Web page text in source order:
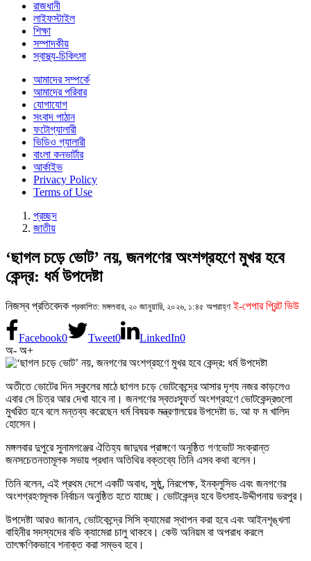
রাজধানী
লাইফস্টাইল
শিক্ষা
সম্পাদকীয়
স্বাস্থ্য-চিকিৎসা
আমাদের সম্পর্কে
আমাদের পরিবার
যোগাযোগ
সংবাদ পাঠান
ফটোগ্যালারী
ভিডিও গ্যালারী
বাংলা কনভার্টার
আর্কাইভ
Privacy Policy
Terms of Use
প্রচ্ছদ
জাতীয়
‘ছাগল চড়ে ভোট’ নয়, জনগণের অংশগ্রহণে মুখর হবে
কেন্দ্র: ধর্ম উপদেষ্টা
নিজস্ব প্রতিবেদক প্রকাশিত: মঙ্গলবার, ২০ জানুয়ারি, ২০২৬, ১:৪৫ অপরাহ্ণ ই-পেপার প্রিন্ট ভিউ
Facebook0 Tweet0 LinkedIn0
অ- অ+
অতীতে ভোটের দিন স্কুলের মাঠে ছাগল চড়ে ভোটকেন্দ্রে আসার দৃশ্য নজর কাড়লেও
এবার সে চিত্র আর দেখা যাবে না। জনগণের স্বতঃস্ফূর্ত অংশগ্রহণে ভোটকেন্দ্রগুলো
মুখরিত হবে বলে মন্তব্য করেছেন ধর্ম বিষয়ক মন্ত্রণালয়ের উপদেষ্টা ড. আ ফ ম খালিদ
হোসেন।
মঙ্গলবার দুপুরে সুনামগঞ্জের ঐতিহ্য জাদুঘর প্রাঙ্গণে অনুষ্ঠিত গণভোট সংক্রান্ত
জনসচেতনতামূলক সভায় প্রধান অতিথির বক্তব্যে তিনি এসব কথা বলেন।
তিনি বলেন, এই প্রথম দেশে একটি অবাধ, সুষ্ঠু, নিরপেক্ষ, ইনক্লুসিভ এবং জনগণের
অংশগ্রহণমূলক নির্বাচন অনুষ্ঠিত হতে যাচ্ছে। ভোটকেন্দ্র হবে উৎসাহ-উদ্দীপনায় ভরপুর।
উপদেষ্টা আরও জানান, ভোটকেন্দ্রে সিসি ক্যামেরা স্থাপন করা হবে এবং আইনশৃঙ্খলা
বাহিনীর সদস্যদের বডি ক্যামেরা চালু থাকবে। কেউ অনিয়ম বা অপরাধ করলে
তাৎক্ষণিকভাবে শনাক্ত করা সম্ভব হবে।